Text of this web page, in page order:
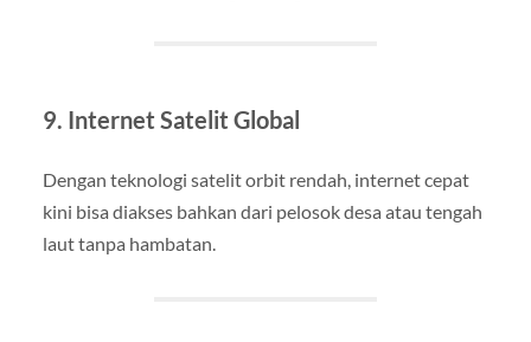
9. Internet Satelit Global
Dengan teknologi satelit orbit rendah, internet cepat
kini bisa diakses bahkan dari pelosok desa atau tengah
laut tanpa hambatan.